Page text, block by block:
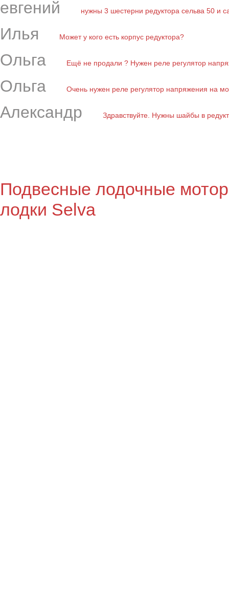
евгений нужны 3 шестерни редуктора сельва 50 и
Илья Может у кого есть корпус редуктора?
Ольга Ещё не продали ? Нужен реле регулятор
Ольга Очень нужен реле регулятор напряжения на
Александр Здравствуйте. Нужны шайбы в
Подвесные лодочные
лодки Selva